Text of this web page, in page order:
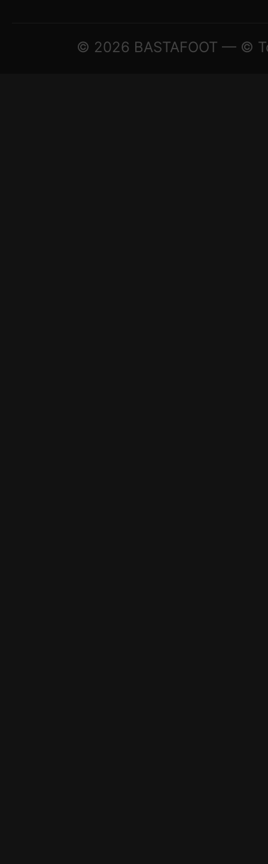
© 2026 BASTAFOOT — ©